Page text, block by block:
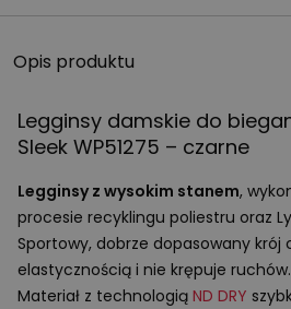
Opis produktu
Legginsy damskie do
Sleek WP51275 – czarne
Legginsy z wysokim stanem,
procesie recyklingu poliestru oraz
Sportowy, dobrze dopasowany krój
elastycznością i nie krępuje ruchów.
Materiał z technologią ND DRY